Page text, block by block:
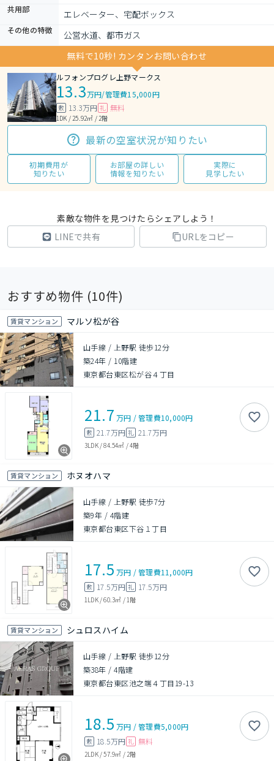
共用部 エレベーター、宅配ボックス
その他の特徴
公営水道、都市ガス
無料で10秒! カンタンお問い合わせ
ルフォンプログレ上野マークス
13.3万円/管理費15,000円
敷 13.3万円 礼 無料
1DK / 25.92㎡ / 2階
最新の空室状況が知りたい
初期費用が
知りたい
お部屋の詳しい
情報を知りたい
実際に
見学したい
素敵な物件を見つけたらシェアしよう！
LINEで共有
URLをコピー
おすすめ物件 (10件)
賃貸マンション マルソ松が谷
山手線 / 上野駅 徒歩12分
築24年 / 10階建
東京都台東区松が谷４丁目
21.7 万円 /管理費10,000円
敷 21.7万円 礼 21.7万円
3LDK/84.54㎡ /4階
賃貸マンション ホヌオハマ
山手線 / 上野駅 徒歩7分
築9年 / 4階建
東京都台東区下谷１丁目
17.5 万円 /管理費11,000円
敷 17.5万円 礼 17.5万円
1LDK/60.3㎡ / 1階
賃貸マンション シュロスハイム
山手線 / 上野駅 徒歩12分
築38年 /4階建
東京都台東区池之端４丁目19-13
18.5 万円 /管理費5,000円
敷 18.5万円 礼 無料
2LDK/57.9㎡ / 2階